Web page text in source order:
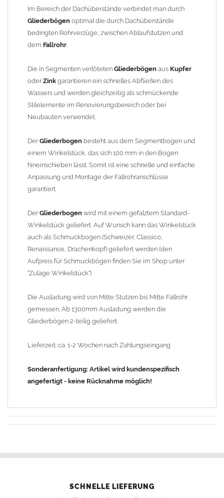
finden Sie im Shop unter "Zulage Winkelstück").
Die Ausladung wird von Mitte Stutzen bis Mitte Fallrohr
gemessen. Ab 1300mm Ausladung werden die Gliederbögen 2-
Lieferzeit: ca. 1-2 Wochen nach Zahlungseingang
Sonderanfertigung: Artikel wird kundenspezifisch angefertigt -
keine Rücknahme möglich!
Im Bereich der Dachüberstände verbindet man durch
Gliederbögen optimal die durch Dachüberstände
bedingten Rohrverzüge, zwischen Ablaufstutzen und
dem Fallrohr.
Die in Segmenten verlöteten Gliederbögen aus Kupfer
oderZink garantieren ein schnelles Abfließen des
Wassers und werden gleichzeitig als schmückende
Stilelemente im Renovierungsbereich oder bei
Neubauten verwendet.
DerGliederbogen besteht aus dem Segmentbogen und
einem Winkelstück, das sich 100 mm in den Bogen
hineinschieben lässt. Somit ist eine schnelle und einfache
Anpassung und Montage der Fallrohranschlüsse
garantiert.
DerGliederbogen wird mit einem gefalztem Standard-
Winkelstück geliefert. Auf Wunsch kann das Winkelstück
auch als Schmuckbogen (Schweizer, Classico,
Renaissance, Drachenkopf) geliefert werden (den
Aufpreis für Schmuckbögen finden Sie im Shop unter
"Zulage Winkelstück").
Die Ausladung wird von Mitte Stutzen bis Mitte Fallrohr
gemessen. Ab 1300mm Ausladung werden die
Gliederbögen 2-teilig geliefert.
Lieferzeit: ca. 1-2 Wochen nach Zahlungseingang
Sonderanfertigung: Artikel wird kundenspezifisch
angefertigt - keine Rücknahme möglich!
SCHNELLE LIEFERUNG